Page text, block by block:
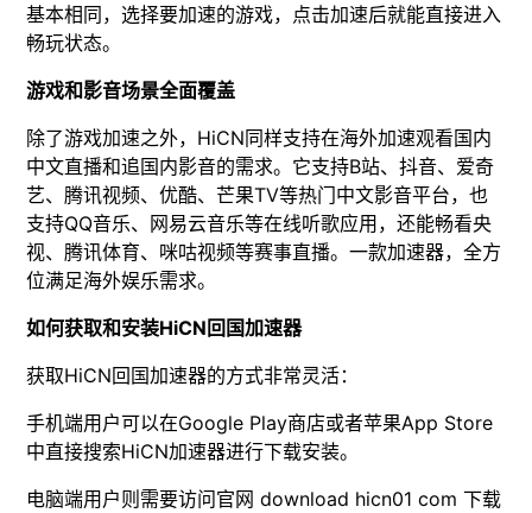
基本相同，选择要加速的游戏，点击加速后就能直接进入
畅玩状态。
游戏和影音场景全面覆盖
除了游戏加速之外，HiCN同样支持在海外加速观看国内
中文直播和追国内影音的需求。它支持B站、抖音、爱奇
艺、腾讯视频、优酷、芒果TV等热门中文影音平台，也
支持QQ音乐、网易云音乐等在线听歌应用，还能畅看央
视、腾讯体育、咪咕视频等赛事直播。一款加速器，全方
位满足海外娱乐需求。
如何获取和安装HiCN回国加速器
获取HiCN回国加速器的方式非常灵活：
手机端用户可以在Google Play商店或者苹果App Store
中直接搜索HiCN加速器进行下载安装。
电脑端用户则需要访问官网 download hicn01 com 下载